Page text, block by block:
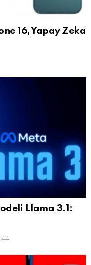
16, Yapay Zeka
Llama 3.1: